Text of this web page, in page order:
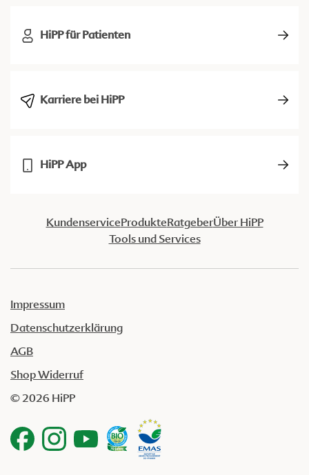
HiPP für Patienten
Karriere bei HiPP
HiPP App
KundenserviceProdukteRatgeberÜber HiPP
Tools und Services
Impressum
Datenschutzerklärung
AGB
Shop Widerruf
© 2026 HiPP